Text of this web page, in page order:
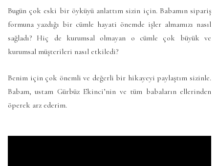
Bugün çok eski bir öyküyü anlattım sizin için. Babamın sipariş
formuna yazdığı bir cümle hayati önemde işler almamızı nasıl
sağladı? Hiç de kurumsal olmayan o cümle çok büyük ve
kurumsal müşterileri nasıl etkiledi?
Benim için çok önemli ve değerli bir hikayeyi paylaştım sizinle.
Babam, ustam Gürbüz Ekinci’nin ve tüm babaların ellerinden
öperek arz ederim.